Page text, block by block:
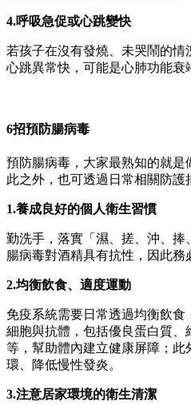
4.呼吸急促或心跳變快
若孩子在沒有發燒、未哭鬧的
心跳異常快，可能是心肺功能衰
6招預防腸病毒
預防腸病毒，大家最熟知的就
此之外，也可透過日常相關防護
1.養成良好的個人衛生習慣
勤洗手，落實「濕、搓、沖、
腸病毒對酒精具有抗性，因此務
2.均衡飲食、適度運動
免疫系統需要日常透過均衡飲
細胞與抗體，包括優良蛋白質、
等，幫助體內建立健康屏障；
環、降低慢性發炎。
3.注意居家環境的衛生清潔